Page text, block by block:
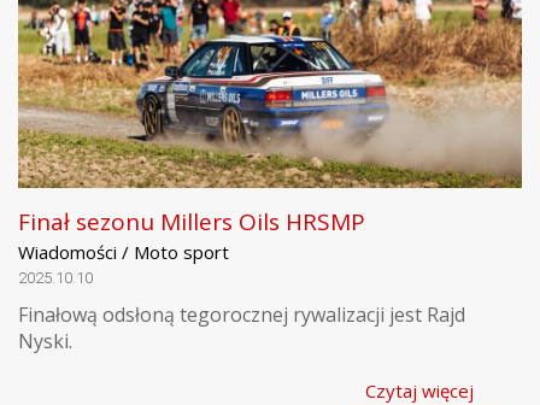
Finał sezonu Millers Oils HRSMP
Wiadomości / Moto sport
2025.10.10
Finałową odsłoną tegorocznej rywalizacji jest Rajd
Nyski.
Czytaj więcej